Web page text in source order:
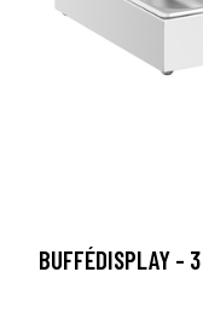
BUFFÉDISPLAY -